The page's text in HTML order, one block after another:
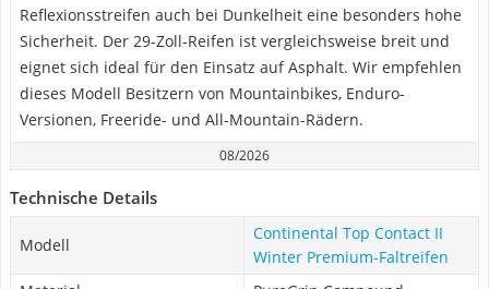
Reflexionsstreifen auch bei Dunkelheit eine besonders hohe
Sicherheit. Der 29-Zoll-Reifen ist vergleichsweise breit und
eignet sich ideal für den Einsatz auf Asphalt. Wir empfehlen
dieses Modell Besitzern von Mountainbikes, Enduro-
Versionen, Freeride- und All-Mountain-Rädern.
08/2026
Technische Details
Modell
Continental Top Contact II
Winter Premium-Faltreifen